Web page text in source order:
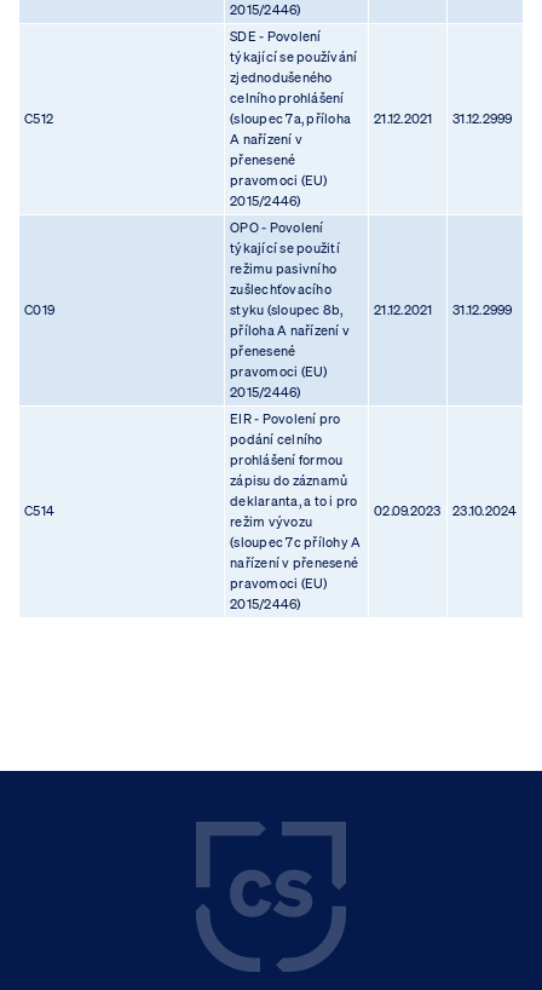
2015/2446)
C512
SDE - Povolení
týkající se používání
zjednodušeného
celního prohlášení
(sloupec 7a, příloha
A nařízení v
přenesené
pravomoci (EU)
2015/2446)
21.12.2021 31.12.2999
C019
OPO - Povolení
týkající se použití
režimu pasivního
zušlechťovacího
styku (sloupec 8b,
příloha A nařízení v
přenesené
pravomoci (EU)
2015/2446)
21.12.2021 31.12.2999
C514
EIR - Povolení pro
podání celního
prohlášení formou
zápisu do záznamů
deklaranta, a to i pro
režim vývozu
(sloupec 7c přílohy A
nařízení v přenesené
pravomoci (EU)
2015/2446)
02.09.2023 23.10.2024